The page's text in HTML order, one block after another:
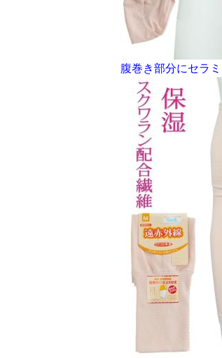
腹巻き部分にセラ